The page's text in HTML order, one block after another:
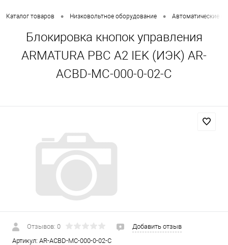
Каталог товаров • Низковольтное оборудование • Автоматические
Блокировка кнопок управления
ARMATURA PBC A2 IEK (ИЭК) AR-
ACBD-MC-000-0-02-C
Отзывов: 0
Добавить отзыв
Артикул: AR-ACBD-MC-000-0-02-C